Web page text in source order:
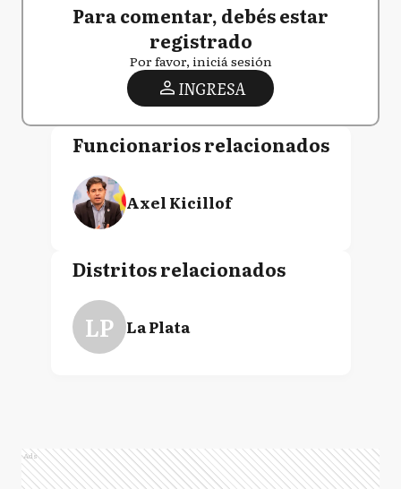
Para comentar, debés estar
registrado
Por favor, iniciá sesión
INGRESA
Funcionarios relacionados
Axel Kicillof
Distritos relacionados
LP La Plata
Ads